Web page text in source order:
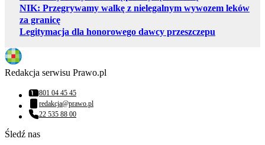
NIK: Przegrywamy walkę z nielegalnym wywozem leków
za granicę
Legitymacja dla honorowego dawcy przeszczepu
Redakcja serwisu Prawo.pl
Numer telefonu:
801 04 45 45
Adres email:
redakcja@prawo.pl
Numer telefonu:
22 535 88 00
Śledź nas